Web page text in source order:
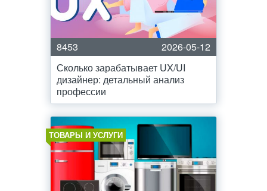
8453
2026-05-12
Сколько зарабатывает UX/UI
дизайнер: детальный анализ
профессии
ТОВАРЫ И УСЛУГИ